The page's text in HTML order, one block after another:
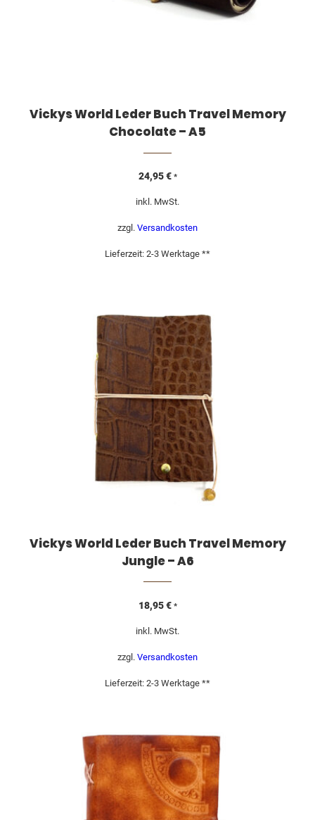
Vickys World Leder Buch Travel Memory
Chocolate – A5
24,95€ *
inkl. MwSt.
zzgl. Versandkosten
Lieferzeit: 2-3 Werktage **
Vickys World Leder Buch Travel Memory
Jungle – A6
18,95€ *
inkl. MwSt.
zzgl. Versandkosten
Lieferzeit: 2-3 Werktage **